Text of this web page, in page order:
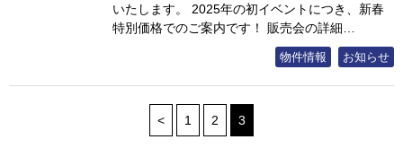
いたします。 2025年の初イベントにつき、新春
特別価格でのご案内です！ 販売会の詳細…
物件情報 お知らせ
< 1 2 3